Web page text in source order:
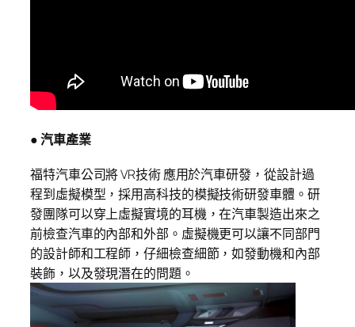
● 汽車產業
福特汽車公司將 VR技術 應用於汽車研發，從設計過
程到虛擬模型，採用高科技的模擬技術研發車體。研
發團隊可以穿上虛擬實境的耳機，在汽車製造出來之
前檢查汽車的內部和外部。虛擬機更可以讓不同部門
的設計師和工程師，仔細檢查細節，如發動機和內部
裝飾，以及發現潛在的問題。